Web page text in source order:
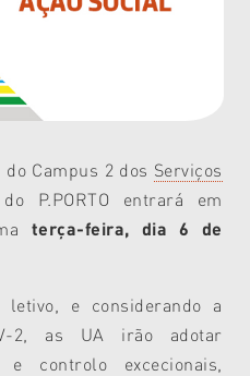
Campus 2 dos Serviços
P.PORTO entrará em
terça-feira, dia 6 de
e considerando a
2, as UA irão adotar
controlo excecionais,